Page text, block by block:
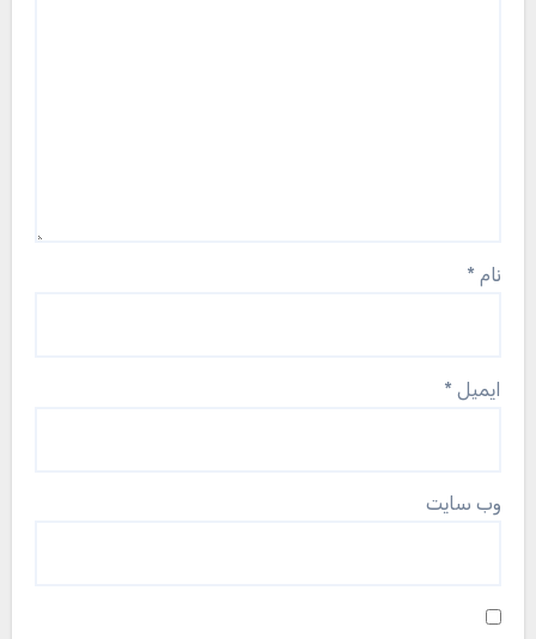
نام *
ایمیل *
وب‌ سایت